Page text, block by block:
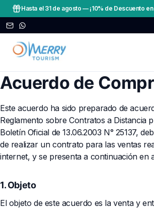
Hasta el 31 de agosto — ¡10% de Descuento
Acuerdo de
Este acuerdo ha sido preparado de
Reglamento sobre Contratos a Distancia
Boletín Oficial de 13.06.2003 N° 25137,
de realizar un contrato para las ventas
internet, y se presenta a continuación en
1. Objeto
El objeto de este acuerdo es la venta y